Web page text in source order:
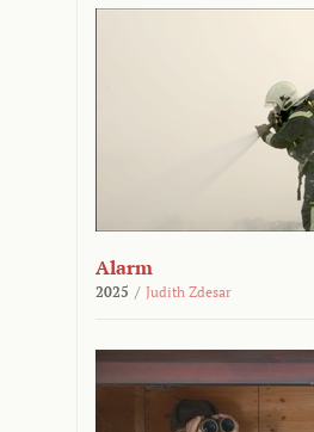
Alarm
2025 / Judith Zdesar